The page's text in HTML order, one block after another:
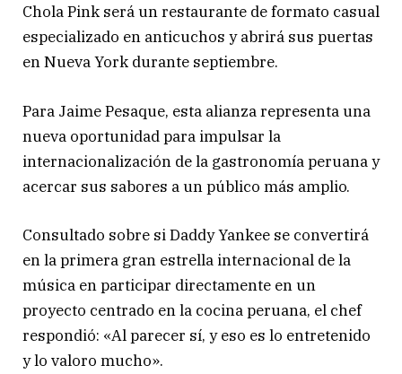
Chola Pink será un restaurante de formato casual
especializado en anticuchos y abrirá sus puertas
en Nueva York durante septiembre.
Para Jaime Pesaque, esta alianza representa una
nueva oportunidad para impulsar la
internacionalización de la gastronomía peruana y
acercar sus sabores a un público más amplio.
Consultado sobre si Daddy Yankee se convertirá
en la primera gran estrella internacional de la
música en participar directamente en un
proyecto centrado en la cocina peruana, el chef
respondió: «Al parecer sí, y eso es lo entretenido
y lo valoro mucho».